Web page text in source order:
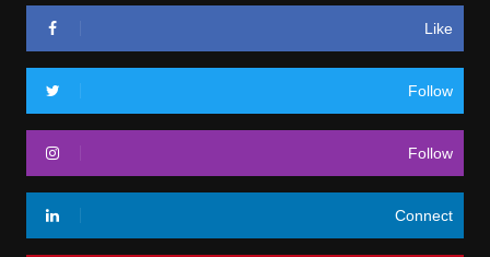
Like
Follow
Follow
Connect